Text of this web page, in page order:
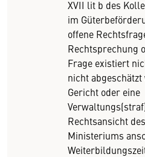
XVII lit b des
im
offene
Rechtsprechung
Frage existiert
nicht
Gericht oder eine
Rechtsansicht
Ministeriums